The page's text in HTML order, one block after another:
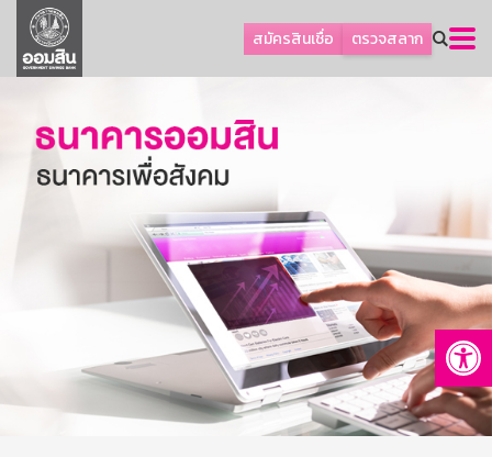
สมัครสินเชื่อ ตรวจสลาก
ลูกค้าธุรกิจ
ลูกค้าผู้ประกอบรายย่อย
ออมเพื่อสุข
เกี่ยวกับธนาคาร
การพัฒนาที่ยั่งยืน
บริการทางการเงิน
ติดต่อเรา
บริการออนไลน์